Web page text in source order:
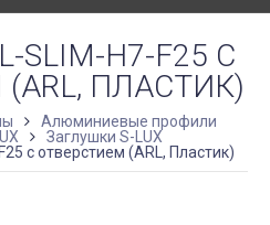
SLIM-H7-F25 С
ПЛАСТИК)
Алюминиевые профили
Заглушки S-LUX
с отверстием (ARL, Пластик)